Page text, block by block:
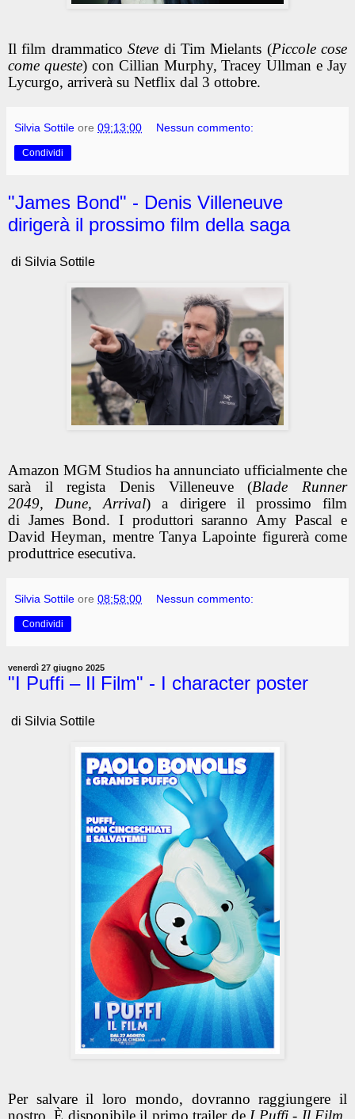
Il film drammaticoSteve di Tim Mielants (Piccole cose
come queste) con Cillian Murphy, Tracey Ullman e Jay
Lycurgo, arriverà su Netflix dal 3 ottobre.
Silvia Sottile ore 09:13:00 Nessun commento:
Condividi
"James Bond" - Denis Villeneuve
dirigerà il prossimo film della saga
di Silvia Sottile
Amazon MGM Studios ha annunciato ufficialmente che
sarà il regista Denis Villeneuve (Blade Runner
2049, Dune, Arrival) a dirigere il prossimo film
di James Bond. I produttori saranno Amy Pascal e
David Heyman, mentre Tanya Lapointe figurerà come
produttrice esecutiva.
Silvia Sottile ore 08:58:00 Nessun commento:
Condividi
venerdì 27 giugno 2025
"I Puffi – Il Film" - I character poster
di Silvia Sottile
Per salvare il loro mondo, dovranno raggiungere il
nostro. È disponibile il primo trailer de I Puffi - Il Film